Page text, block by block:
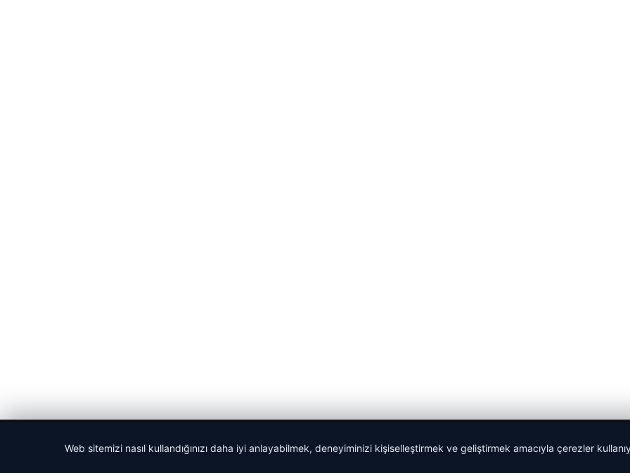
Web sitemizi nasıl kullandığınızı daha iyi anlayabilmek, deneyiminizi kişiselleştirmek ve geliştirmek amacıyla çerezler